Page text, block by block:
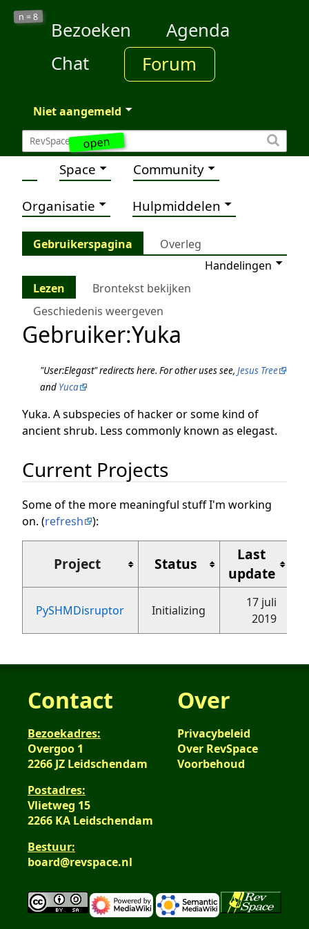
open
n =8
Bezoeken
Agenda
Chat
Forum
Niet aangemeld
Space Community
Organisatie Hulpmiddelen
Gebruikerspagina
Overleg
Handelingen
Lezen
Brontekst bekijken
Geschiedenis weergeven
Gebruiker:Yuka
"User:Elegast" redirects here. For other uses see, Jesus Tree
and Yuca
Yuka. A subspecies of hacker or some kind of
ancient shrub. Less commonly known as elegast.
Current Projects
Some of the more meaningful stuff I'm working
on. (refresh ):
Project Status
Last
update
PySHMDisruptor Initializing
17 juli
2019
Contact
Bezoekadres:
Overgoo 1
2266 JZ Leidschendam
Postadres:
Vlietweg 15
2266 KA Leidschendam
Bestuur:
board@revspace.nl
Over
Privacybeleid
Over RevSpace
Voorbehoud